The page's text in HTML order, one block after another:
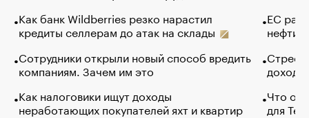
Как банк Wildberries резко нарастил
кредиты селлерам до атак на склады
Сотрудники открыли новый способ вредить
компаниям. Зачем им это
Как налоговики ищут доходы
неработающих покупателей яхт и квартир
ЕС
нефти
Что
для